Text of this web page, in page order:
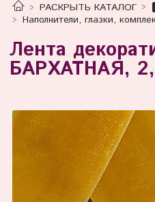
РАСКРЫТЬ КАТАЛОГ
Наполнители, глазки,
Лента
БАРХАТНАЯ,